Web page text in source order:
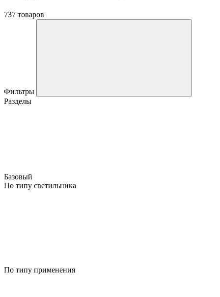
737 товаров
Фильтры
Разделы
Базовый
По типу светильника
По типу применения